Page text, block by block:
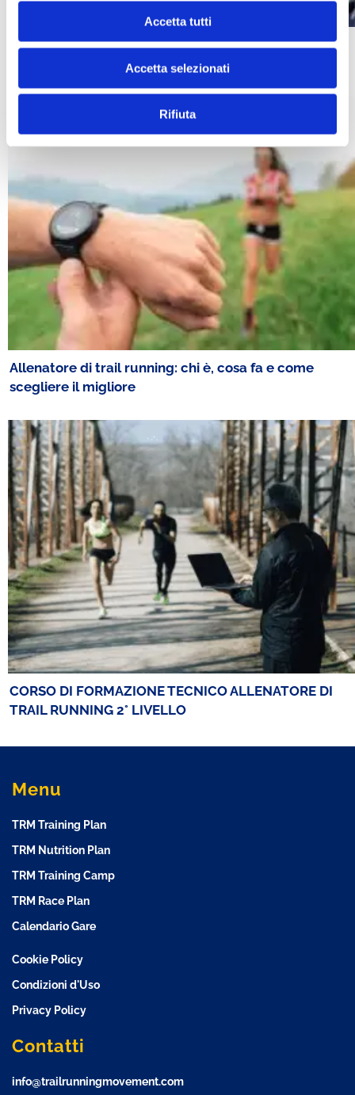
Accetta tutti
Accetta selezionati
Rifiuta
Cosa sono il Trail Running, l’Ultra Trail e lo
SkyRunning: definizioni e caratteristiche
Allenatore di trail running: chi è, cosa fa e come
scegliere il migliore
CORSO DI FORMAZIONE TECNICO ALLENATORE DI
TRAIL RUNNING 2° LIVELLO
Menu
TRM Training Plan
TRM Nutrition Plan
TRM Training Camp
TRM Race Plan
Calendario Gare
Cookie Policy
Condizioni d'Uso
Privacy Policy
Contatti
info@trailrunningmovement.com